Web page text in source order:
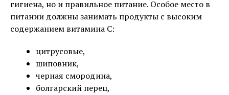
гигиена, но и правильное питание. Особое место в
питании должны занимать продукты с высоким
содержанием витамина С:
цитрусовые,
шиповник,
черная смородина,
болгарский перец,